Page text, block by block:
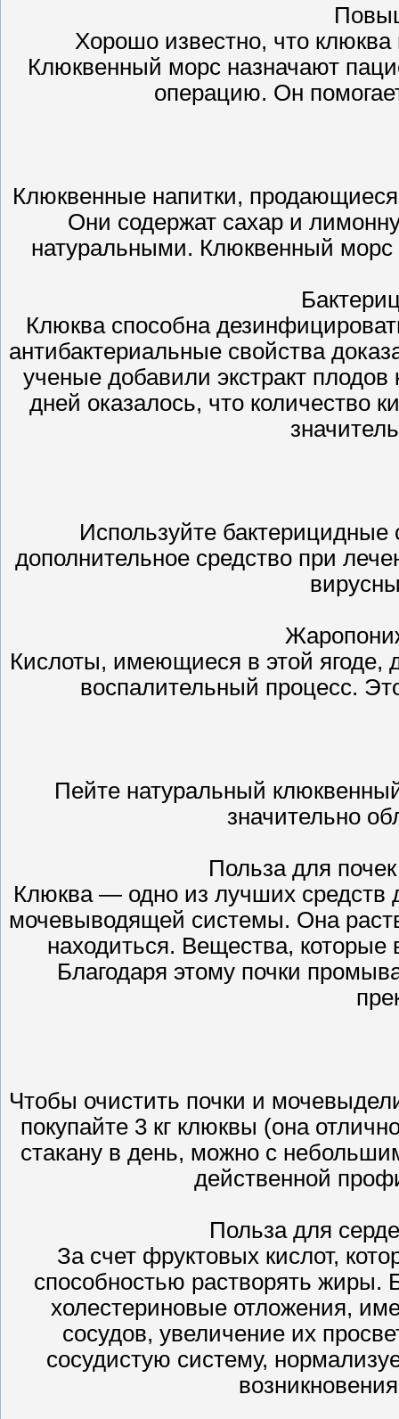
Хорошо известно, что
Клюквенный морс назначают
операцию. Он
Клюквенные напитки, продающиеся
Они содержат сахар и
натуральными. Клюквенный
Клюква способна
антибактериальные свойства
ученые добавили экстракт
дней оказалось, что количество
Используйте
дополнительное средство при
Кислоты, имеющиеся в этой
воспалительный процесс.
Пейте натуральный
значительно
Польза для
Клюква — одно из лучших средств
мочевыводящей системы. Она
находиться. Вещества, которые
Благодаря этому почки
Чтобы очистить почки и
покупайте 3 кг клюквы (она
стакану в день, можно с
действенной
Польза для
За счет фруктовых кислот,
способностью растворять жиры.
холестериновые отложения,
сосудов, увеличение их
сосудистую систему,